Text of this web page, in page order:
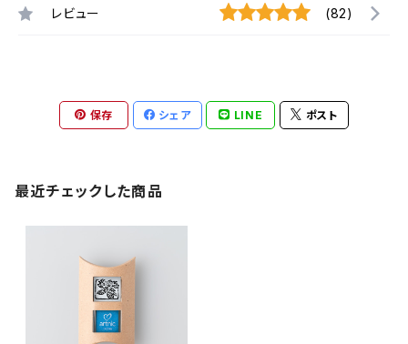
レビュー (82)
保存 シェア LINE ポスト
最近チェックした商品